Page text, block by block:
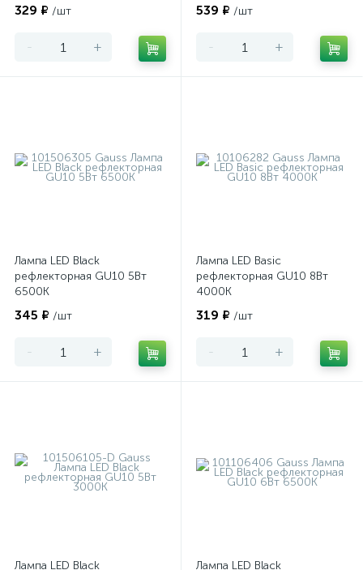
329 ₽ /шт
- +
539 ₽ /шт
- +
Лампа LED Black
рефлекторная GU10 5Вт
6500К
345 ₽ /шт
- +
Лампа LED Basic
рефлекторная GU10 8Вт
4000К
319 ₽ /шт
- +
Лампа LED Black Лампа LED Black